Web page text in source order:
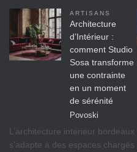
ARTISANS
Architecture
d’Intérieur :
comment Studio
Sosa transforme
une contrainte
en un moment
de sérénité
Povoski
L’architecture interieur bordeaux
s’adapte à des espaces chargés